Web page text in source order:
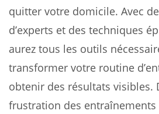
quitter votre domicile. Avec
d’experts et des techniques
aurez tous les outils
transformer votre routine
obtenir des résultats visibles.
frustration des entraînements